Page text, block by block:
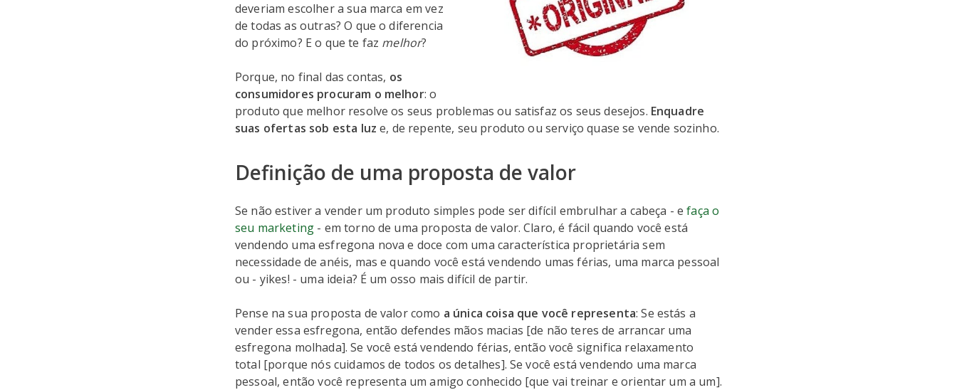
deveriam escolher a sua marca em vez
de todas as outras? O que o diferencia
do próximo? E o que te faz melhor?
Porque, no final das contas, os
consumidores procuram o melhor: o
produto que melhor resolve os seus problemas ou satisfaz os seus desejos. Enquadre
suas ofertas sob esta luze, de repente, seu produto ou serviço quase se vende sozinho.
Definição de uma proposta de valor
Se não estiver a vender um produto simples pode ser difícil embrulhar a cabeça - efaça o
seu marketing - em torno de uma proposta de valor. Claro, é fácil quando você está
vendendo uma esfregona nova e doce com uma característica proprietária sem
necessidade de anéis, mas e quando você está vendendo umas férias, uma marca pessoal
ou - yikes! - uma ideia? É um osso mais difícil de partir.
Pense na sua proposta de valor como a única coisa que você representa: Se estás a
vender essa esfregona, então defendes mãos macias [de não teres de arrancar uma
esfregona molhada]. Se você está vendendo férias, então você significa relaxamento
total [porque nós cuidamos de todos os detalhes]. Se você está vendendo uma marca
pessoal, então você representa um amigo conhecido [que vai treinar e orientar um a um].